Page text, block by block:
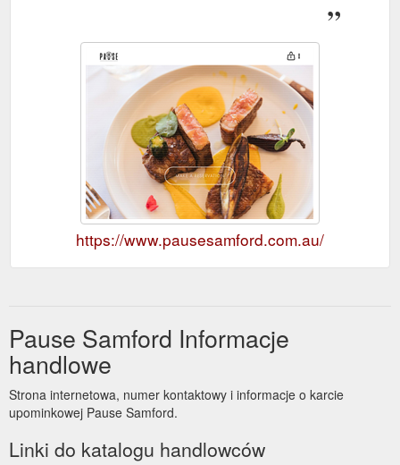
https://www.pausesamford.com.au/
Pause Samford Informacje
handlowe
Strona internetowa, numer kontaktowy i informacje o karcie
upominkowej Pause Samford.
Linki do katalogu handlowców